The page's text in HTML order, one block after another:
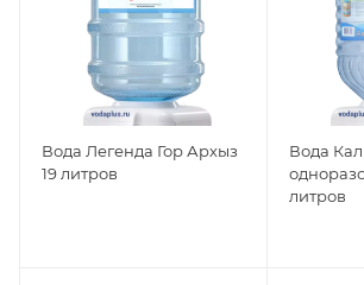
Вода Легенда Гор Архыз
19 литров
Вода
литров